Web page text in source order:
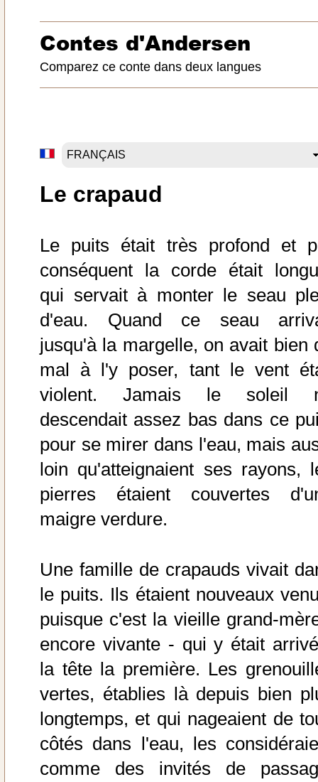
Contes d'Andersen
Comparez ce conte dans deux langues
Le crapaud
Le puits était très profond et
conséquent la corde était
qui servait à monter le seau
d'eau. Quand ce seau
jusqu'à la margelle, on avait bien
mal à l'y poser, tant le vent
violent. Jamais le soleil
descendait assez bas dans ce
pour se mirer dans l'eau, mais
loin qu'atteignaient ses rayons,
pierres étaient couvertes
maigre verdure.
Une famille de crapauds vivait
le puits. Ils étaient nouveaux
puisque c'est la vieille grand-
encore vivante - qui y était
la tête la première. Les
vertes, établies là depuis bien
longtemps, et qui nageaient de
côtés dans l'eau, les
comme des invités de